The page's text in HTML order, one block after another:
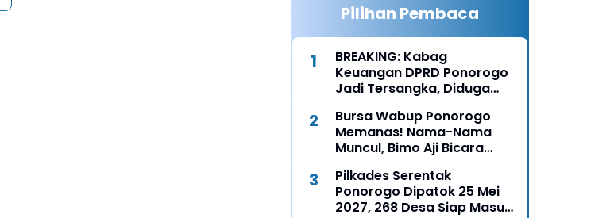
Pilihan Pembaca
BREAKING: Kabag
Keuangan DPRD Ponorogo
Jadi Tersangka, Diduga
Bursa Wabup Ponorogo
Memanas! Nama-Nama
Muncul, Bimo Aji Bicara
Rita
Pilkades Serentak
Ponorogo Dipatok 25 Mei
2027, 268 Desa Siap Masuk